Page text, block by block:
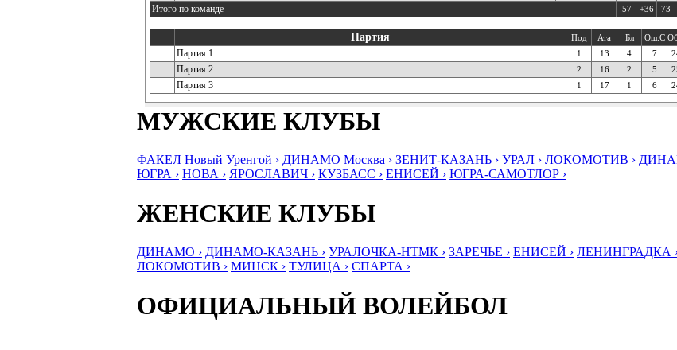
Итого по команде 57 +36 73
Партия Под Ата Бл Ош.С
Партия 1 1 13 4 7
Партия 2 2 16 2 5
Партия 3 1 17 1 6
МУЖСКИЕ КЛУБЫ
ФАКЕЛ Новый Уренгой › ДИНАМО Москва › ЗЕНИТ-КАЗАНЬ › УРАЛ › ЛОКОМОТИВ ›
ЮГРА › НОВА › ЯРОСЛАВИЧ › КУЗБАСС › ЕНИСЕЙ › ЮГРА-САМОТЛОР ›
ЖЕНСКИЕ КЛУБЫ
ДИНАМО › ДИНАМО-КАЗАНЬ › УРАЛОЧКА-НТМК › ЗАРЕЧЬЕ › ЕНИСЕЙ › ЛЕНИНГРАДКА
ЛОКОМОТИВ › МИНСК › ТУЛИЦА › СПАРТА ›
ОФИЦИАЛЬНЫЙ ВОЛЕЙБОЛ